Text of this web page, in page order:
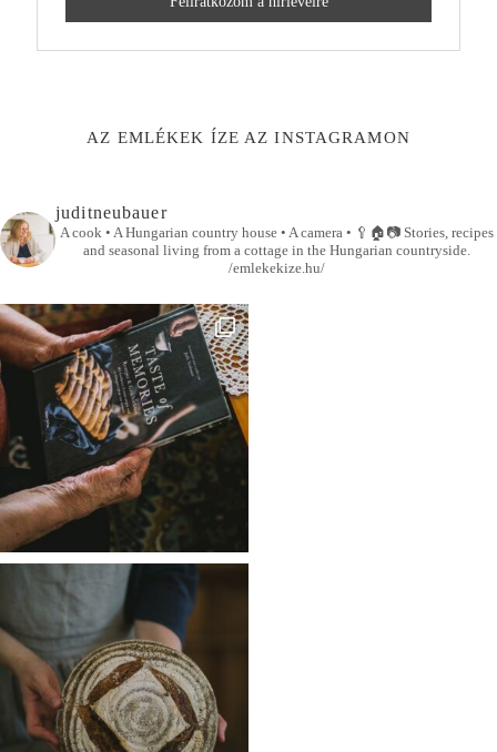
AZ EMLÉKEK ÍZE AZ INSTAGRAMON
juditneubauer
A cook • A Hungarian country house • A camera • 🥄🏠📷Stories, recipes
and seasonal living from a cottage in the Hungarian countryside.
/emlekekize.hu/